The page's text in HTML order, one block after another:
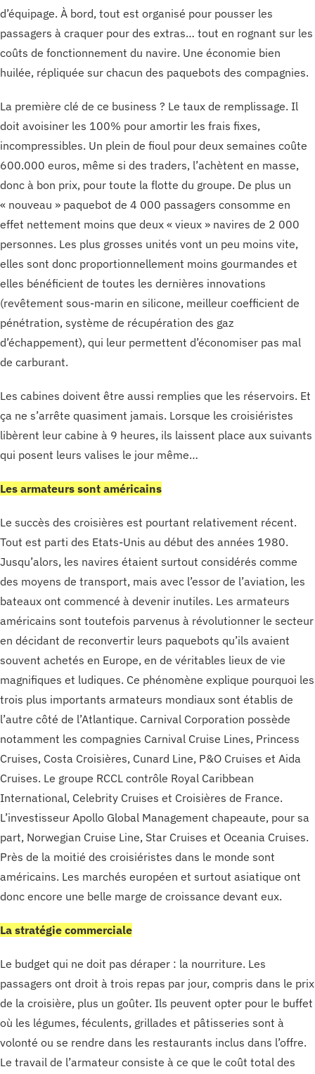
d’équipage. À bord, tout est organisé pour pousser les
passagers à craquer pour des extras… tout en rognant sur les
coûts de fonctionnement du navire. Une économie bien
huilée, répliquée sur chacun des paquebots des compagnies.
La première clé de ce business ? Le taux de remplissage. Il
doit avoisiner les 100% pour amortir les frais fixes,
incompressibles. Un plein de fioul pour deux semaines coûte
600.000 euros, même si des traders, l’achètent en masse,
donc à bon prix, pour toute la flotte du groupe. De plus un
« nouveau » paquebot de 4 000 passagers consomme en
effet nettement moins que deux « vieux » navires de 2 000
personnes. Les plus grosses unités vont un peu moins vite,
elles sont donc proportionnellement moins gourmandes et
elles bénéficient de toutes les dernières innovations
(revêtement sous-marin en silicone, meilleur coefficient de
pénétration, système de récupération des gaz
d’échappement), qui leur permettent d’économiser pas mal
de carburant.
Les cabines doivent être aussi remplies que les réservoirs. Et
ça ne s’arrête quasiment jamais. Lorsque les croisiéristes
libèrent leur cabine à 9 heures, ils laissent place aux suivants
qui posent leurs valises le jour même…
Les armateurs sont américains
Le succès des croisières est pourtant relativement récent.
Tout est parti des Etats-Unis au début des années 1980.
Jusqu’alors, les navires étaient surtout considérés comme
des moyens de transport, mais avec l’essor de l’aviation, les
bateaux ont commencé à devenir inutiles. Les armateurs
américains sont toutefois parvenus à révolutionner le secteur
en décidant de reconvertir leurs paquebots qu’ils avaient
souvent achetés en Europe, en de véritables lieux de vie
magnifiques et ludiques. Ce phénomène explique pourquoi les
trois plus importants armateurs mondiaux sont établis de
l’autre côté de l’Atlantique. Carnival Corporation possède
notamment les compagnies Carnival Cruise Lines, Princess
Cruises, Costa Croisières, Cunard Line, P&O Cruises et Aida
Cruises. Le groupe RCCL contrôle Royal Caribbean
International, Celebrity Cruises et Croisières de France.
L’investisseur Apollo Global Management chapeaute, pour sa
part, Norwegian Cruise Line, Star Cruises et Oceania Cruises.
Près de la moitié des croisiéristes dans le monde sont
américains. Les marchés européen et surtout asiatique ont
donc encore une belle marge de croissance devant eux.
La stratégie commerciale
Le budget qui ne doit pas déraper : la nourriture. Les
passagers ont droit à trois repas par jour, compris dans le prix
de la croisière, plus un goûter. Ils peuvent opter pour le buffet
où les légumes, féculents, grillades et pâtisseries sont à
volonté ou se rendre dans les restaurants inclus dans l’offre.
Le travail de l’armateur consiste à ce que le coût total des